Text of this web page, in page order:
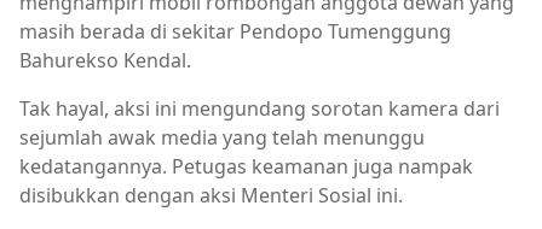
masih berada di sekitar Pendopo Tumenggung
Bahurekso Kendal.
Tak hayal, aksi ini mengundang sorotan kamera dari
sejumlah awak media yang telah menunggu
kedatangannya. Petugas keamanan juga nampak
disibukkan dengan aksi Menteri Sosial ini.